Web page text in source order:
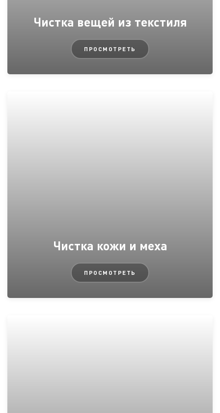
Чистка вещей из текстиля
ПРОСМОТРЕТЬ
Чистка кожи и меха
ПРОСМОТРЕТЬ